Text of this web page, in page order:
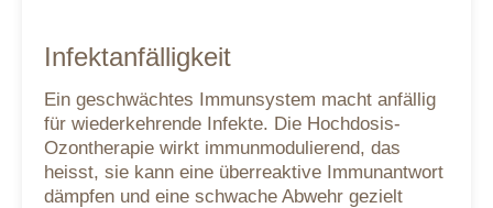
Infektanfälligkeit
Ein geschwächtes Immunsystem macht anfällig
für wiederkehrende Infekte. Die Hochdosis-
Ozontherapie wirkt immunmodulierend, das
heisst, sie kann eine überreaktive Immunantwort
dämpfen und eine schwache Abwehr gezielt